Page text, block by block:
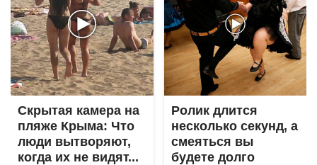
Скрытая камера на
пляже Крыма: Что
люди вытворяют,
когда их не видят...
Ролик длится
несколько секунд, а
смеяться вы
будете долго